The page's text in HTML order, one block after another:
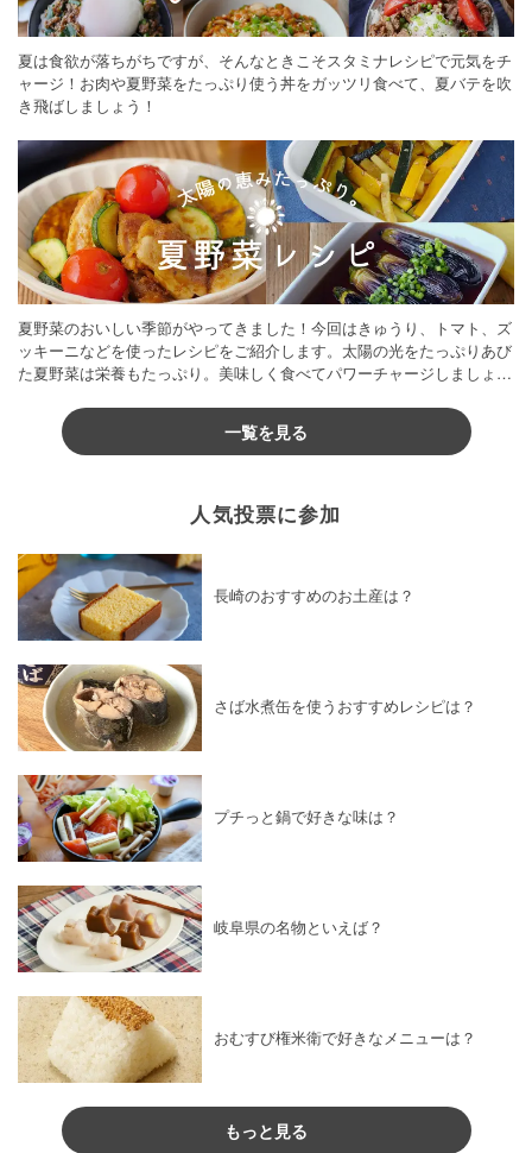
夏は食欲が落ちがちですが、そんなときこそスタミナレシピで元気をチ
ャージ！お肉や夏野菜をたっぷり使う丼をガッツリ食べて、夏バテを吹
き飛ばしましょう！
夏野菜のおいしい季節がやってきました！今回はきゅうり、トマト、ズ
ッキーニなどを使ったレシピをご紹介します。太陽の光をたっぷりあび
た夏野菜は栄養もたっぷり。美味しく食べてパワーチャージしましょう
一覧を見る
人気投票に参加
長崎のおすすめのお土産は？
さば水煮缶を使うおすすめレシピは？
プチっと鍋で好きな味は？
岐阜県の名物といえば？
おむすび権米衛で好きなメニューは？
もっと見る